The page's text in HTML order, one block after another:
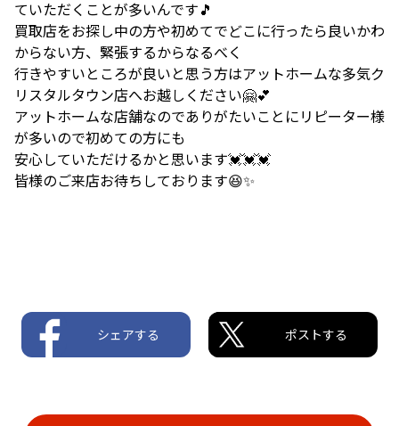
ていただくことが多いんです🎵
買取店をお探し中の方や初めてでどこに行ったら良いかわ
からない方、緊張するからなるべく
行きやすいところが良いと思う方はアットホームな多気ク
リスタルタウン店へお越しください🤗💕
アットホームな店舗なのでありがたいことにリピーター様
が多いので初めての方にも
安心していただけるかと思います💓💓💓
皆様のご来店お待ちしております😆✨
シェアする ポストする